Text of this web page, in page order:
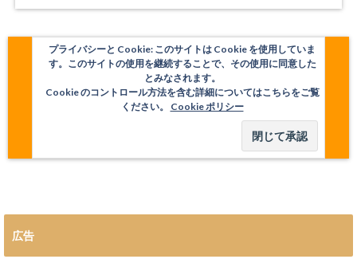
プライバシーと Cookie: このサイトは Cookie を使用していま
す。このサイトの使用を継続することで、その使用に同意した
とみなされます。
Cookie のコントロール方法を含む詳細についてはこちらをご覧
ください。 Cookie ポリシー
広告